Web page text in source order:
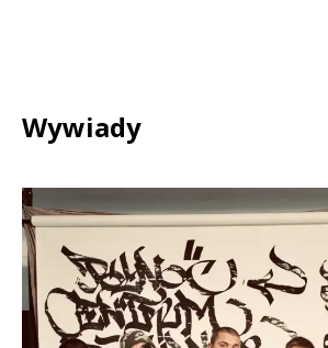
Wywiady